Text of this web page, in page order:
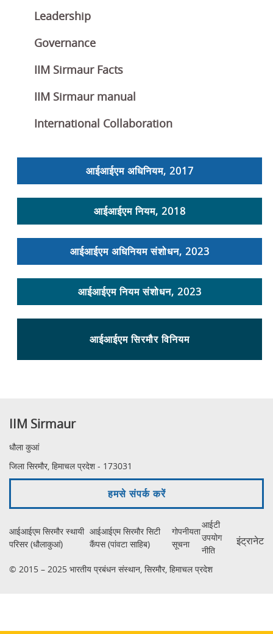
Leadership
Governance
IIM Sirmaur Facts
IIM Sirmaur manual
International Collaboration
आईआईएम अधिनियम, 2017
आईआईएम नियम, 2018
आईआईएम अधिनियम संशोधन, 2023
आईआईएम नियम संशोधन, 2023
आईआईएम सिरमौर विनियम
IIM Sirmaur
धौला कुआं
जिला सिरमौर, हिमाचल प्रदेश - 173031
हमसे संपर्क करें
आईआईएम सिरमौर स्थायी
परिसर (धौलाकुआं)
आईआईएम सिरमौर सिटी
कैंपस (पांवटा साहिब)
गोपनीयता
सूचना
आईटी
उपयोग
नीति
इंट्रानेट
© 2015 – 2025 भारतीय प्रबंधन संस्थान, सिरमौर, हिमाचल प्रदेश